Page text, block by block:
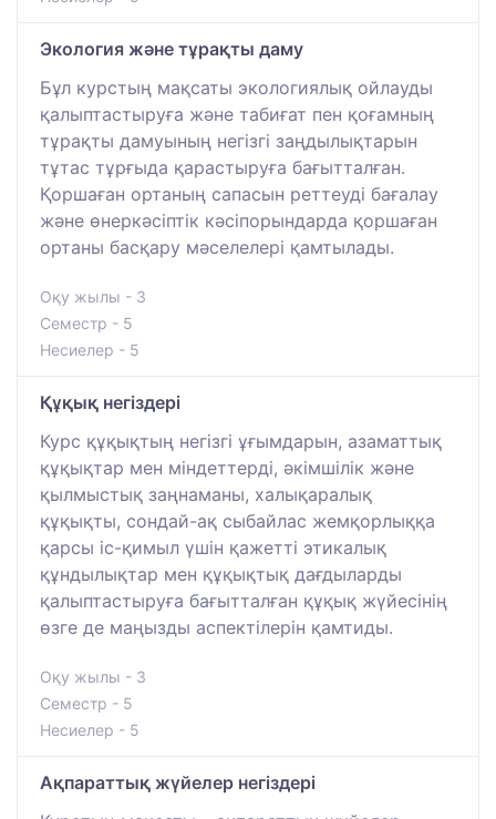
Экология және тұрақты даму
Бұл курстың мақсаты экологиялық ойлауды
қалыптастыруға және табиғат пен қоғамның
тұрақты дамуының негізгі заңдылықтарын
тұтас тұрғыда қарастыруға бағытталған.
Қоршаған ортаның сапасын реттеуді бағалау
және өнеркәсіптік кәсіпорындарда қоршаған
ортаны басқару мәселелері қамтылады.
Оқу жылы - 3
Семестр - 5
Несиелер - 5
Құқық негіздері
Курс құқықтың негізгі ұғымдарын, азаматтық
құқықтар мен міндеттерді, әкімшілік және
қылмыстық заңнаманы, халықаралық
құқықты, сондай-ақ сыбайлас жемқорлыққа
қарсы іс-қимыл үшін қажетті этикалық
құндылықтар мен құқықтық дағдыларды
қалыптастыруға бағытталған құқық жүйесінің
өзге де маңызды аспектілерін қамтиды.
Оқу жылы - 3
Семестр - 5
Несиелер - 5
Ақпараттық жүйелер негіздері